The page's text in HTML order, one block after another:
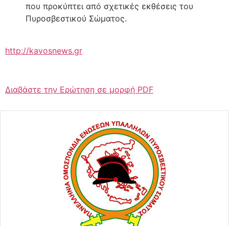
που προκύπτει από σχετικές εκθέσεις του
Πυροσβεστικού Σώματος.
http://kavosnews.gr
Διαβάστε την Ερώτηση σε μορφή PDF